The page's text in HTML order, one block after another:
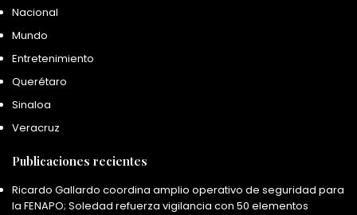
Nacional
Mundo
Entretenimiento
Querétaro
Sinaloa
Veracruz
Publicaciones recientes
Ricardo Gallardo coordina amplio operativo de seguridad para
la FENAPO; Soledad refuerza vigilancia con 50 elementos